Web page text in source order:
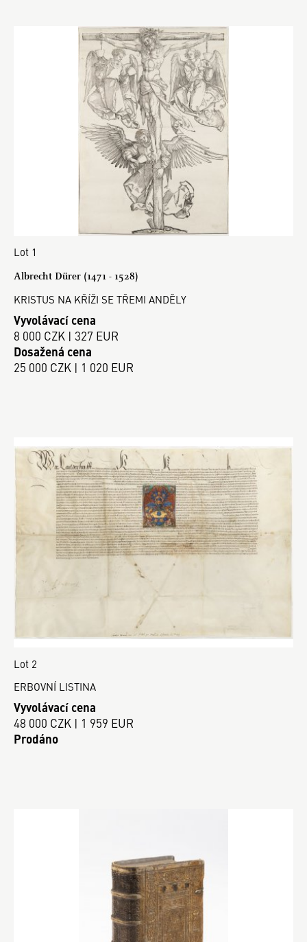
Lot 1
Albrecht Dürer (1471 - 1528)
KRISTUS NA KŘÍŽI SE TŘEMI ANDĚLY
Vyvolávací cena
8 000 CZK | 327 EUR
Dosažená cena
25 000 CZK | 1 020 EUR
Lot 2
ERBOVNÍ LISTINA
Vyvolávací cena
48 000 CZK | 1 959 EUR
Prodáno